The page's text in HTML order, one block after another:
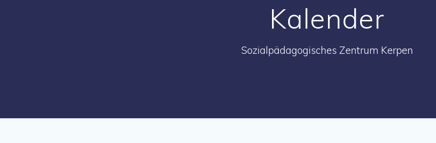
Kalender
Sozialpädagogisches Zentrum Kerpen